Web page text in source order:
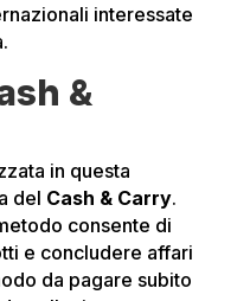
interessate
&
in questa
del Cash & Carry.
consente di
e concludere affari
da pagare subito